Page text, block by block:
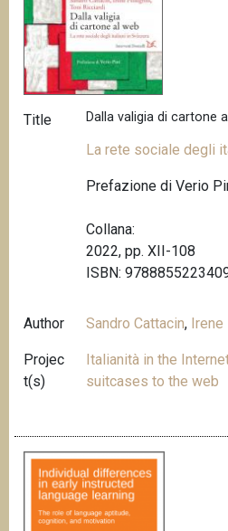
Title Dalla valigia di cartone
La rete sociale degli
Prefazione di Verio
Collana:
2022, pp. XII-108
ISBN:
Author Sandro Cattacin,
Projec
t(s)
Italianità in the
suitcases to the web